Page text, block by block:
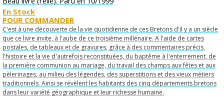
En Stock
POUR COMMANDER
C'est à une découverte de la vie quotidienne de ces Bretons d'il y a un siècle
que ce livre invite, à l'aube de ce troisième millénaire. A l'aide de cartes
postales, de tableaux et de gravures, grâce à des commentaires précis,
l'histoire et la vie d'autrefois reconstituées, du baptême à l'enterrement, de
la première communion au mariage, du travail des champs aux fêtes et aux
pèlerinages, au milieu des légendes, des superstitions et des vieux métiers
traditionnels. Ainsi se révèlent les habitants des cinq départements bretons
dans leur variété géographique et leur richesse humaine.